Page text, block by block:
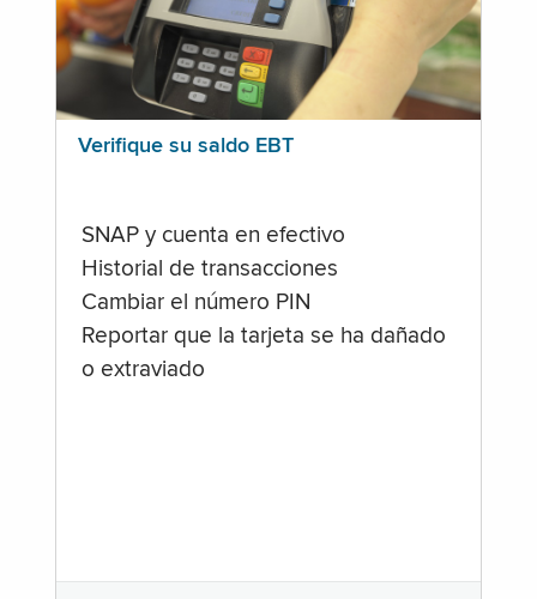
Verifique su saldo EBT
SNAP y cuenta en efectivo
Historial de transacciones
Cambiar el número PIN
Reportar que la tarjeta se ha dañado
o extraviado